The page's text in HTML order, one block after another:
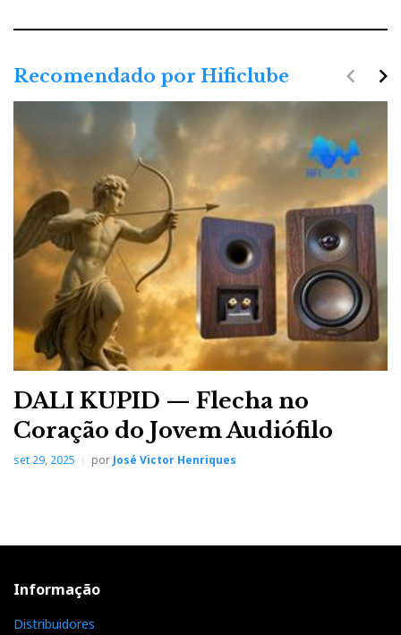
Recomendado por Hificlube
DALI KUPID — Flecha no
Coração do Jovem Audiófilo
set 29, 2025 porJosé Victor Henriques
navigate_next
navigate_before
Informação
Distribuidores